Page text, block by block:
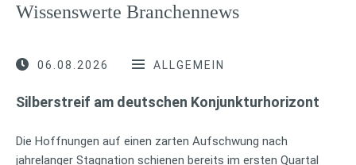
Wissenswerte Branchennews
06.08.2026 ALLGEMEIN
Silberstreif am deutschen Konjunkturhorizont
Die Hoffnungen auf einen zarten Aufschwung nach
jahrelanger Stagnation schienen bereits im ersten Quartal